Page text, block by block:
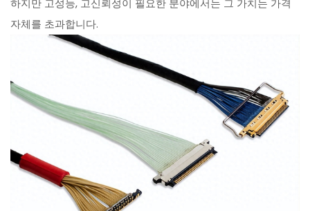
하지만 고성능, 고신뢰성이 필요한 분야에서는 그 가치는 가격
자체를 초과합니다.